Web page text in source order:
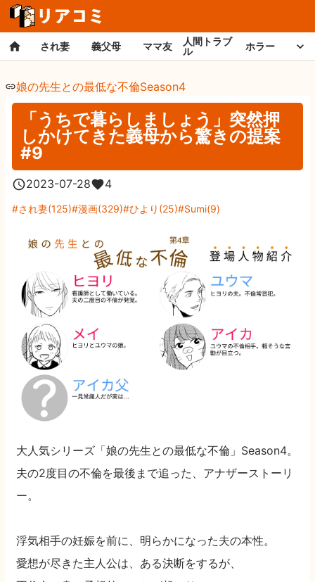
され妻 義父母 ママ友
人間トラブ
ル
ホラー
娘の先生との最低な不倫Season4
「うちで暮らしましょう」突然押
しかけてきた義母から驚きの提案
#9
2023-07-28 4
され妻(125) 漫画(329) ひより (25) Sumi(9)
大人気シリーズ「娘の先生との最低な不倫」Season4。
夫の2度目の不倫を最後まで追った、アナザーストーリ
ー。
浮気相手の妊娠を前に、明らかになった夫の本性。
愛想が尽きた主人公は、ある決断をするが、